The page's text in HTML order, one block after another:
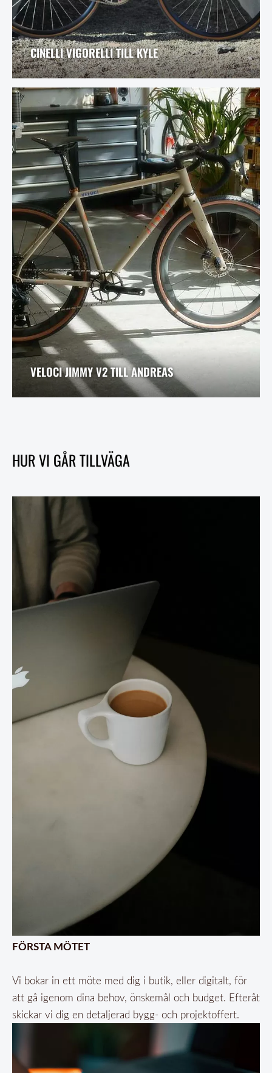
CINELLI VIGORELLI TILL KYLE
VELOCI JIMMY V2 TILL ANDREAS
HUR VI GÅR TILLVÄGA
FÖRSTA MÖTET
Vi bokar in ett möte med dig i butik, eller digitalt, för
att gå igenom dina behov, önskemål och budget. Efteråt
skickar vi dig en detaljerad bygg- och projektoffert.